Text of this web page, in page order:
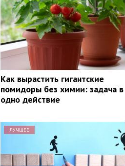
Как вырастить гигантские
помидоры без химии: задача в
одно действие
ЛУЧШЕЕ